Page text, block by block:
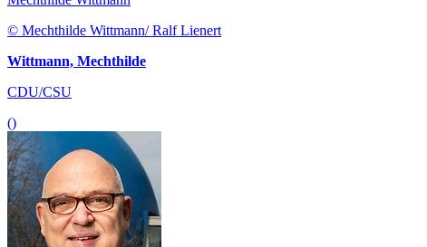
© Mechthilde Wittmann/ Ralf Lienert
Wittmann, Mechthilde
CDU/CSU
()